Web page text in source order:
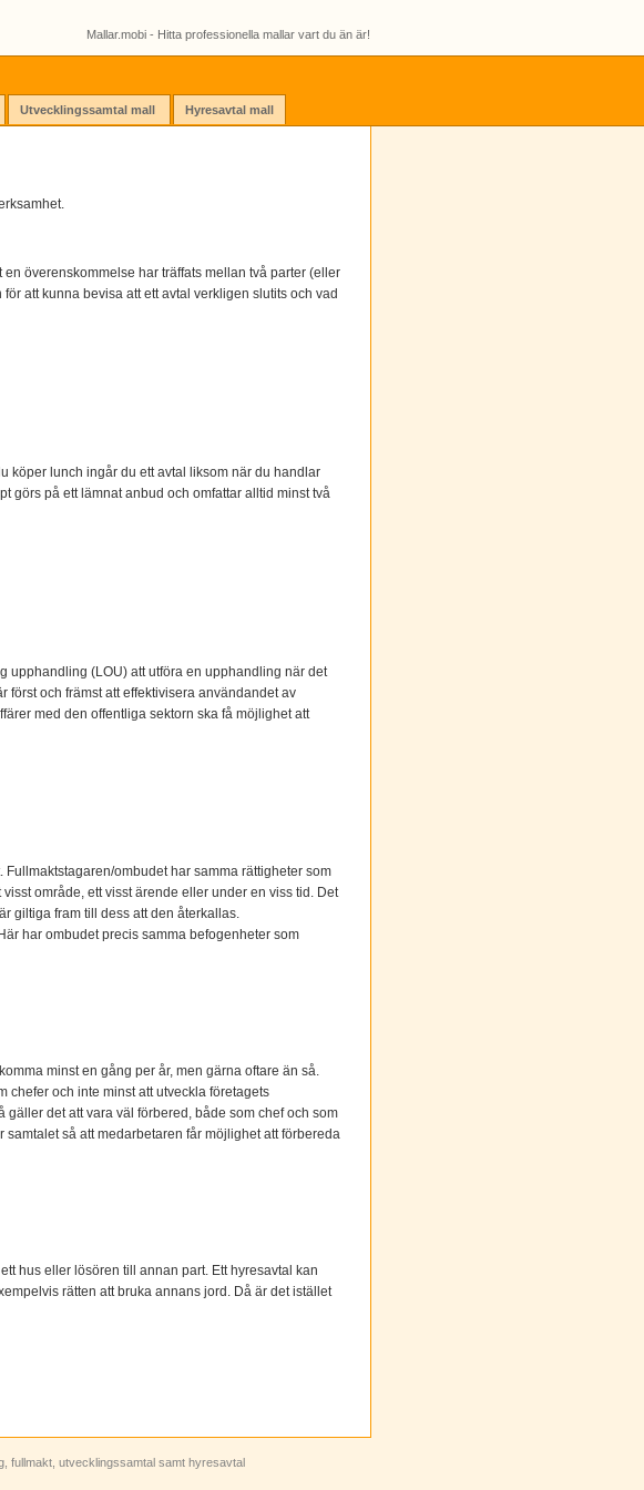
Mallar.mobi - Hitta professionella mallar vart du än är!
Utvecklingssamtal mall Hyresavtal mall
överenskommelse har träffats mellan två parter (eller
att kunna bevisa att ett avtal verkligen slutits och vad
köper lunch ingår du ett avtal liksom när du handlar
görs på ett lämnat anbud och omfattar alltid minst två
upphandling (LOU) att utföra en upphandling när det
först och främst att effektivisera användandet av
med den offentliga sektorn ska få möjlighet att
ombudet har samma rättigheter som
område, ett visst ärende eller under en viss tid. Det
giltiga fram till dess att den återkallas.
har ombudet precis samma befogenheter som
minst en gång per år, men gärna oftare än så.
chefer och inte minst att utveckla företagets
gäller det att vara väl förbered, både som chef och som
så att medarbetaren får möjlighet att förbereda
hus eller lösören till annan part. Ett hyresavtal kan
rätten att bruka annans jord. Då är det istället
fullmakt, utvecklingssamtal samt hyresavtal